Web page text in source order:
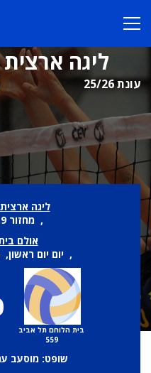
ליגה
עונת 25/26
ליגה
, מחזור 9, עונת 25/26
אולם
, יום יום ראשון, 11/01/2026, 21:00
בית הלוחם תל אביב
559
שופט: מוסעב